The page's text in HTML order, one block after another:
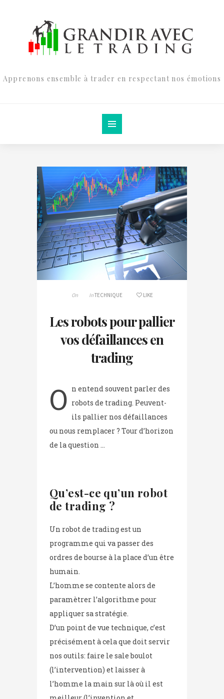
Apprenons ensemble à trader en respectant nos émotions
On InTECHNIQUE LIKE
Les robots pour pallier
vos défaillances en
trading
O n entend souvent parler des
robots de trading. Peuvent-
ils pallier nos défaillances
ou nous remplacer ? Tour d’horizon
de la question …
Qu’est-ce qu’un robot
de trading ?
Un robot de trading est un
programme qui va passer des
ordres de bourse à la place d’un être
humain.
L’homme se contente alors de
paramètrer l’algorithme pour
appliquer sa stratégie.
D’un point de vue technique, c’est
précisément à cela que doit servir
nos outils: faire le sale boulot
(l’intervention) et laisser à
l’homme la main sur là où il est